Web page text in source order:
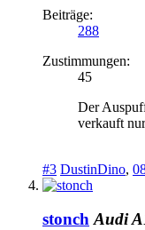
Beiträge:
288
Zustimmungen:
45
Der
verkauft
#3 DustinDino,
stonch Audi